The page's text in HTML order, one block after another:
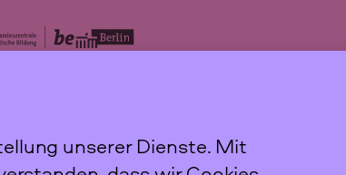
unserer Dienste. Mit